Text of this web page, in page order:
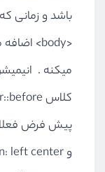
باشد و زمانی
میکنه .
کلاس